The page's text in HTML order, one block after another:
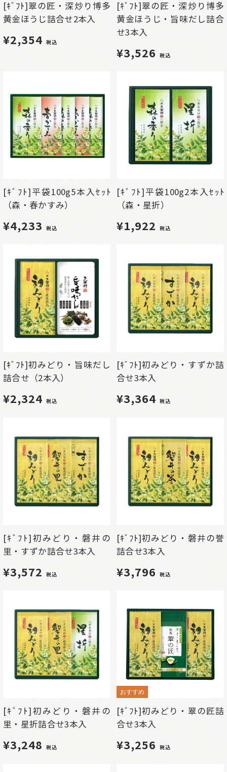
[ｷﾞﾌﾄ]翠の匠・深炒り博多
黄金ほうじ詰合せ2本入
¥2,354 税込
[ｷﾞﾌﾄ]翠の匠・深炒り博多
黄金ほうじ・旨味だし詰合
せ3本入
¥3,526 税込
[ｷﾞﾌﾄ]平袋100g5本入ｾｯﾄ
（森・春かすみ）
¥4,233 税込
[ｷﾞﾌﾄ]平袋100g2本入ｾｯﾄ
（森・星折）
¥1,922 税込
[ｷﾞﾌﾄ]初みどり・旨味だし
詰合せ（2本入）
¥2,324 税込
[ｷﾞﾌﾄ]初みどり・すずか詰
合せ3本入
¥3,364 税込
[ｷﾞﾌﾄ]初みどり・磐井の
里・すずか詰合せ3本入
¥3,572 税込
[ｷﾞﾌﾄ]初みどり・磐井の誉
詰合せ3本入
¥3,796 税込
[ｷﾞﾌﾄ]初みどり・磐井の
里・星折詰合せ3本入
¥3,248 税込
おすすめ
[ｷﾞﾌﾄ]初みどり・翠の匠詰
合せ3本入
¥3,256 税込